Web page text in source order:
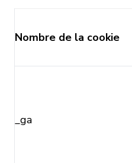
Nombre de la cookie
_ga